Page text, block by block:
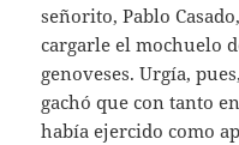
señorito, Pablo
cargarle el mochuelo
genoveses. Urgía,
gachó que con tanto
había ejercido como